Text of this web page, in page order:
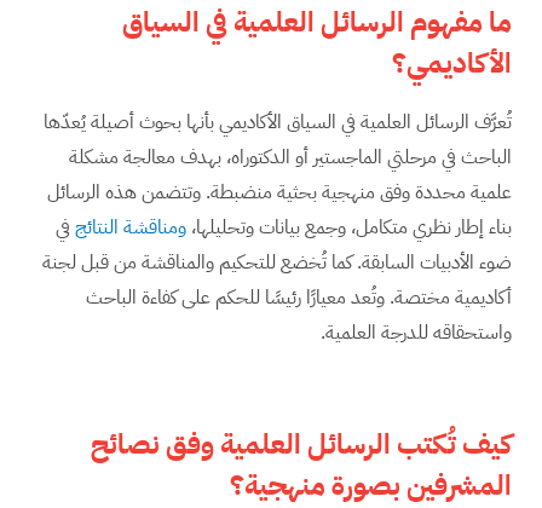
ما مفهوم الرسائل العلمية في السياق
الأكاديمي؟
تُعرَّف الرسائل العلمية في السياق الأكاديمي بأنها بحوث أصيلة يُعدّها
الباحث في مرحلتي الماجستير أو الدكتوراه، بهدف معالجة مشكلة
علمية محددة وفق منهجية بحثية منضبطة. وتتضمن هذه الرسائل
بناء إطار نظري متكامل، وجمع بيانات وتحليلها، ومناقشة النتائج في
ضوء الأدبيات السابقة. كما تُخضع للتحكيم والمناقشة من قبل لجنة
أكاديمية مختصة. وتُعد معيارًا رئيسًا للحكم على كفاءة الباحث
واستحقاقه للدرجة العلمية.
كيف تُكتب الرسائل العلمية وفق نصائح
المشرفين بصورة منهجية؟